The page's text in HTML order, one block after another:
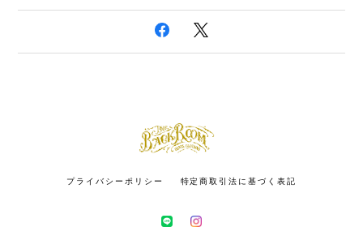
プライバシーポリシー 特定商取引法に基づく表記